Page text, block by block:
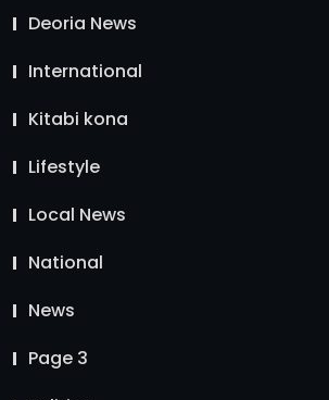
Deoria News
International
Kitabi kona
Lifestyle
Local News
National
News
Page 3